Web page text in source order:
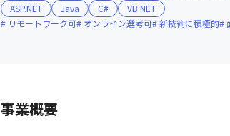
ASP.NET Java C#
VB.NET
リモートワーク可
オンライン選考可 新技術に積極的
事業概要